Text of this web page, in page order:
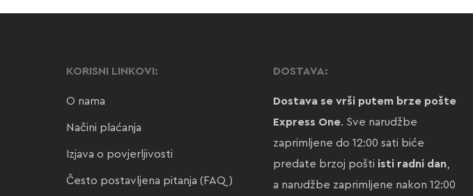
KORISNI LINKOVI:
O nama
Načini plaćanja
Izjava o povjerljivosti
Često postavljena pitanja (FAQ)
DOSTAVA:
Dostava se vrši putem brze pošte
Express One. Sve narudžbe
zaprimljene do 12:00 sati biće
predate brzoj pošti isti radni dan,
a narudžbe zaprimljene nakon 12:00